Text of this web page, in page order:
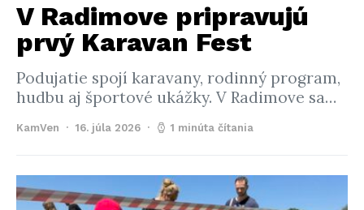
V Radimove pripravujú
prvý Karavan Fest
Podujatie spojí karavany, rodinný program,
hudbu aj športové ukážky. V Radimove sa…
KamVen 16. júla 2026 1 minúta čítania